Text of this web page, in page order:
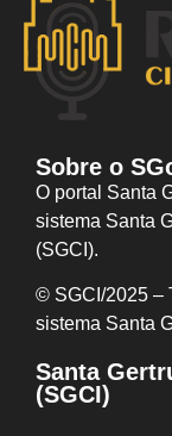
Sobre o
O portal Santa
sistema Santa
(SGCI).
© SGCI/2025 –
sistema Santa
Santa
(SGCI)